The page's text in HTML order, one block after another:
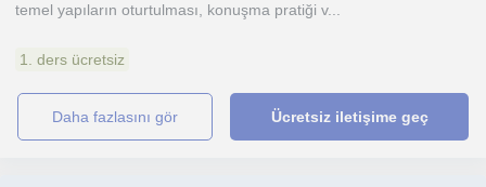
temel yapıların oturtulması, konuşma pratiği v...
1. ders ücretsiz
daha fazlasını gör Ücretsiz iletişime geç